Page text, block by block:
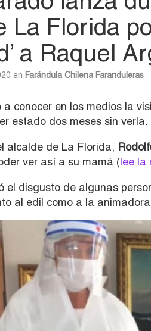
La Florida
a Raquel
en Farándula Chilena Faranduleras
a conocer en los medios la
estado dos meses sin verla.
alcalde de La Florida,
ver así a su mamá (lee la
el disgusto de algunas
al edil como a la